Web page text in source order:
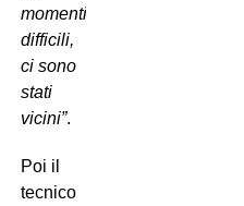
momenti
difficili,
ci sono
stati
vicini”.
Poi il
tecnico